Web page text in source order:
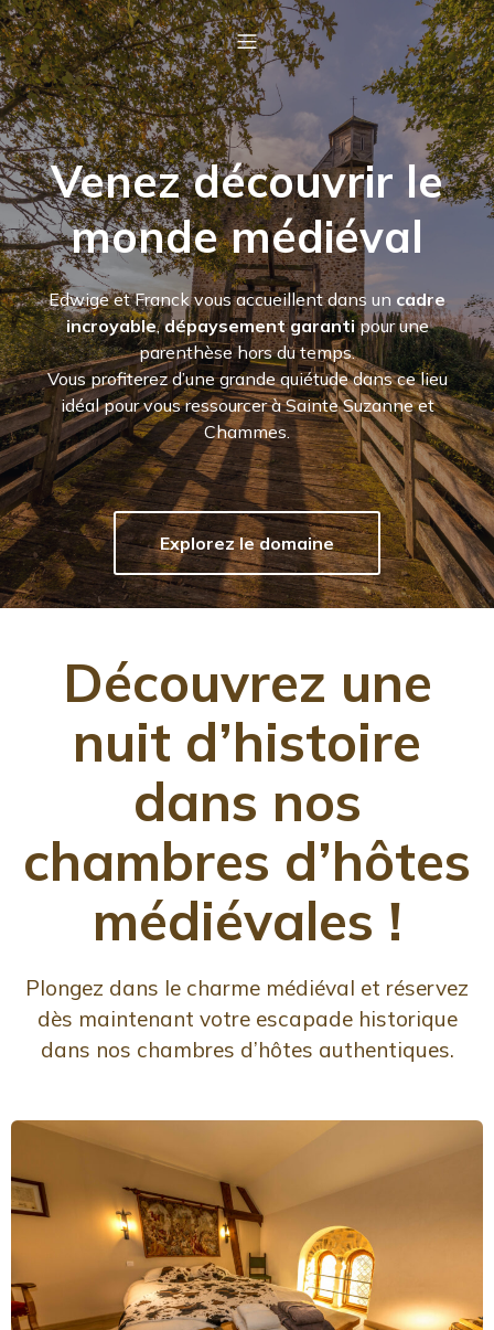
Venez découvrir le
monde médiéval
Edwige et Franck vous accueillent dans un cadre
incroyable,dépaysement garantipour une
parenthèse hors du temps.
Vous profiterez d’une grande quiétude dans ce lieu
idéal pour vous ressourcer à Sainte Suzanne et
Chammes.
Explorez le domaine
Découvrez une
nuit d’histoire
dans nos
chambres d’hôtes
médiévales !
Plongez dans le charme médiéval et réservez
dès maintenant votre escapade historique
dans nos chambres d’hôtes authentiques.